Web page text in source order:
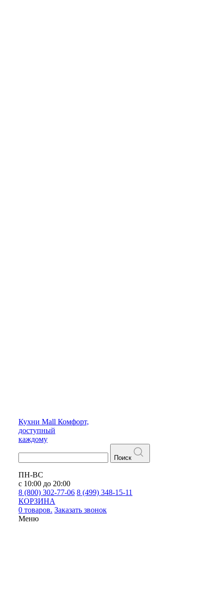
Кухни Mall Комфорт,
доступный
каждому
Поиск
ПН-ВС
с 10:00 до 20:00
8 (800) 302-77-06 8 (499) 348-15-11
КОРЗИНА
0 товаров. Заказать звонок
Меню